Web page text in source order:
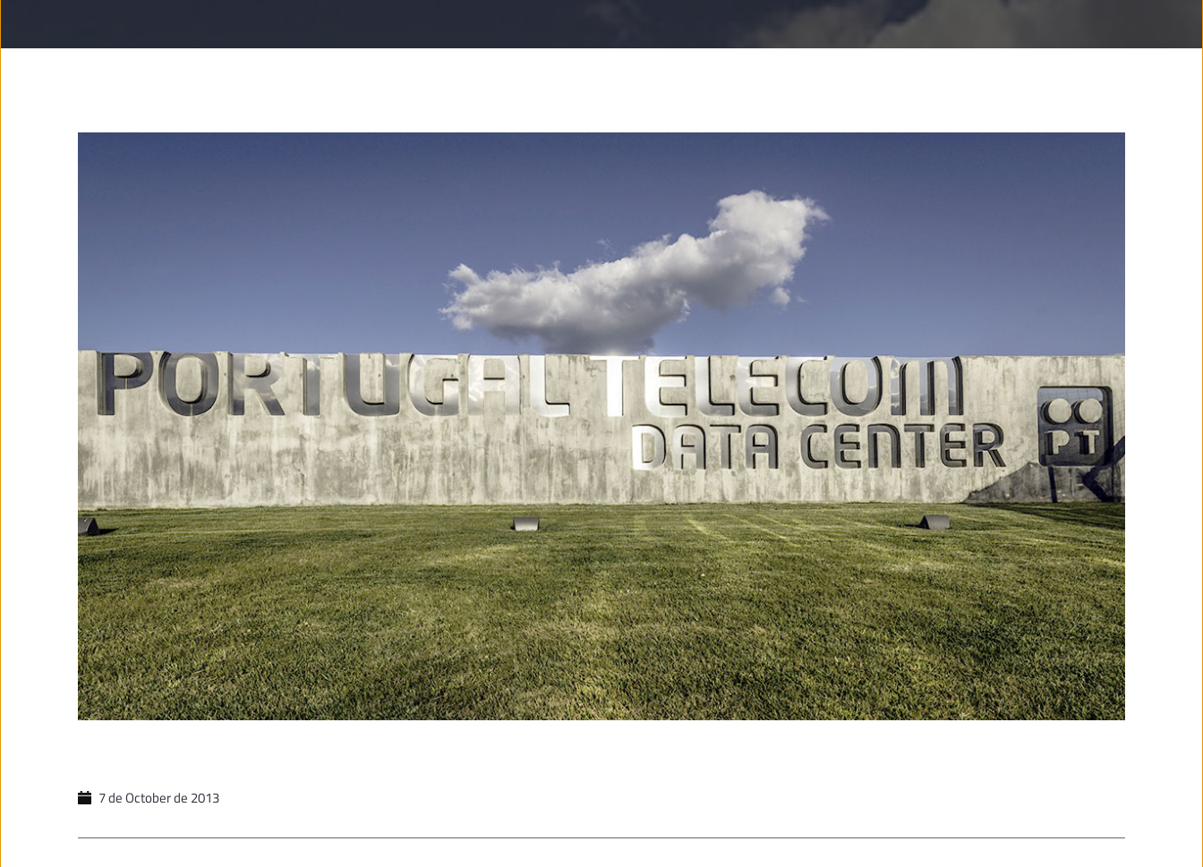
7 de October de 2013